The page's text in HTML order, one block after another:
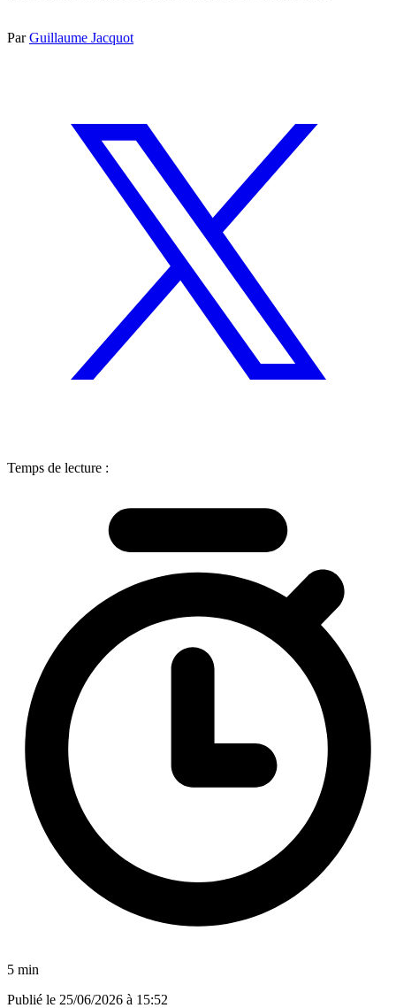
ParGuillaume Jacquot
Temps de lecture :
5 min
Publié le 25/06/2026 à 15:52